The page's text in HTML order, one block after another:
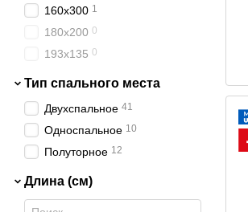
160x300 1
180x200 0
193х135 0
Тип спального места
Двухспальное 41
Односпальное 10
Полуторное 12
Длина (см)